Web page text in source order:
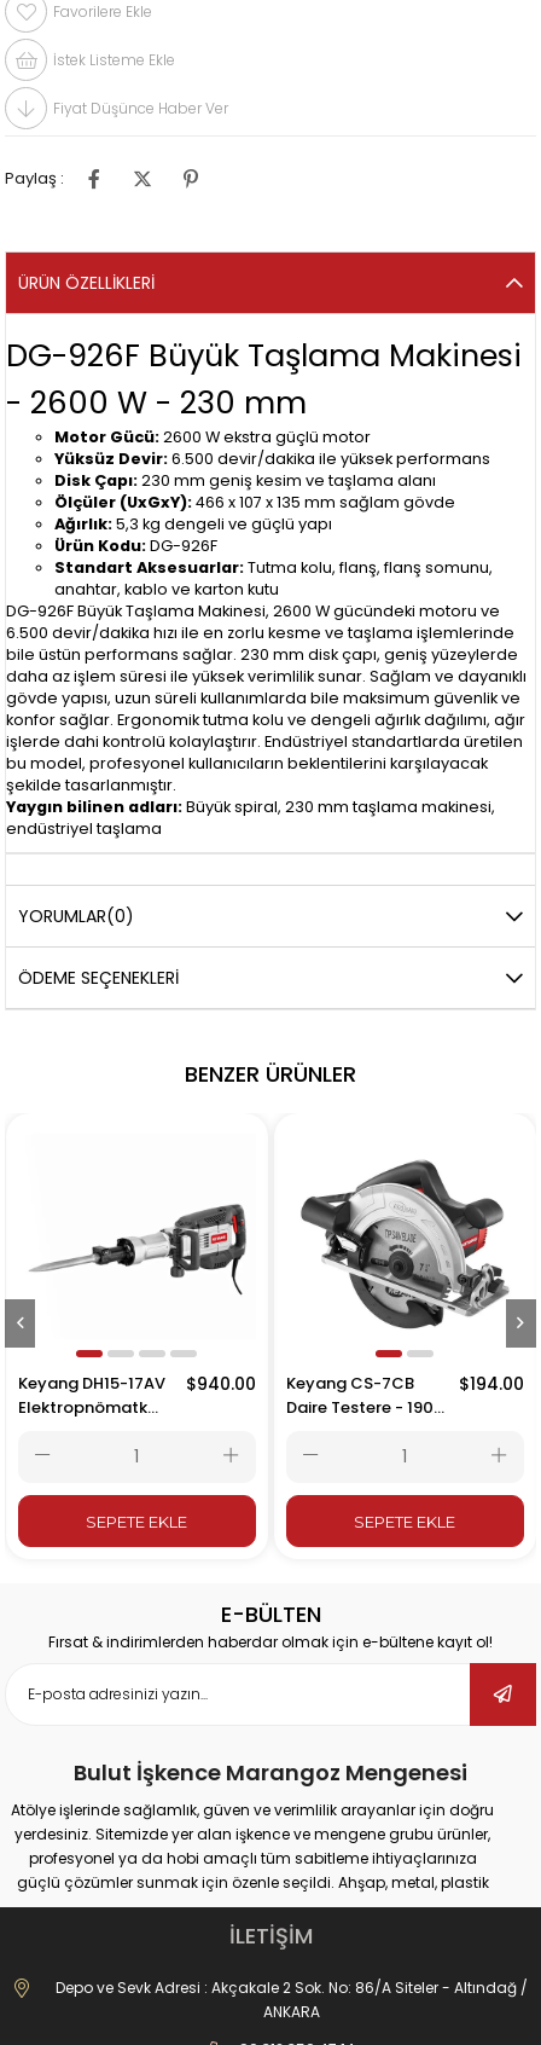
Favorilere Ekle
İstek Listeme Ekle
Fiyat Düşünce Haber Ver
Paylaş :
ÜRÜN ÖZELLIKLERI
DG-926F Büyük Taşlama Makinesi
- 2600 W - 230 mm
Motor Gücü:2600 W ekstra güçlü motor
Yüksüz Devir:6.500 devir/dakika ile yüksek performans
Disk Çapı:230 mm geniş kesim ve taşlama alanı
Ölçüler (UxGxY):466 x 107 x 135 mm sağlam gövde
Ağırlık:5,3 kg dengeli ve güçlü yapı
Ürün Kodu:DG-926F
Standart Aksesuarlar:Tutma kolu, flanş, flanş somunu,
anahtar, kablo ve karton kutu
DG-926F Büyük Taşlama Makinesi, 2600 W gücündeki motoru ve
6.500 devir/dakika hızı ile en zorlu kesme ve taşlama işlemlerinde
bile üstün performans sağlar. 230 mm disk çapı, geniş yüzeylerde
daha az işlem süresi ile yüksek verimlilik sunar. Sağlam ve dayanıklı
gövde yapısı, uzun süreli kullanımlarda bile maksimum güvenlik ve
konfor sağlar. Ergonomik tutma kolu ve dengeli ağırlık dağılımı, ağır
işlerde dahi kontrolü kolaylaştırır. Endüstriyel standartlarda üretilen
bu model, profesyonel kullanıcıların beklentilerini karşılayacak
şekilde tasarlanmıştır.
Yaygın bilinen adları:Büyük spiral, 230 mm taşlama makinesi,
endüstriyel taşlama
YORUMLAR(0)
ÖDEME SEÇENEKLERI
BENZER ÜRÜNLER
Keyang DH15-17AV
Elektropnömatk
$940.00
SEPETE EKLE
Keyang CS-7CB
Daire Testere - 190
$194.00
SEPETE EKLE
E-BÜLTEN
Fırsat & indirimlerden haberdar olmak için e-bültene kayıt ol!
Bulut İşkence Marangoz Mengenesi
Atölye işlerinde sağlamlık, güven ve verimlilik arayanlar için doğru
yerdesiniz. Sitemizde yer alan işkence ve mengene grubu ürünler,
profesyonel ya da hobi amaçlı tüm sabitleme ihtiyaçlarınıza
güçlü çözümler sunmak için özenle seçildi. Ahşap, metal, plastik
gibi farklı yüzeylerde güvenli tutuş sağlayan ürünlerimiz;
marangozluk, kaynak, delme, montaj ve tamir gibi pek çok alanda
maksimum performans vadediyor.
İster büyük ölçekli sanayi tipi işler yapıyor olun, ister evde basit
onarımlar; doğru işkence ve mengeneyle hem iş güvenliğinizi
İLETİŞİM
Depo ve Sevk Adresi : Akçakale 2 Sok. No: 86/A Siteler - Altındağ /
ANKARA